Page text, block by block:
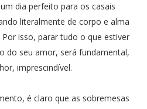
dia perfeito para os casais
literalmente de corpo e alma
isso, parar tudo o que estiver
do seu amor, será fundamental,
imprescindível.
é claro que as sobremesas